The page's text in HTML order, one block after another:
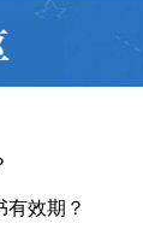
效期？
间？
在线获取